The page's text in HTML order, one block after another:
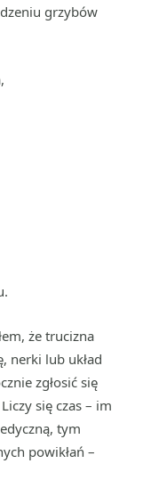
grzybów
że trucizna
nerki lub układ
zgłosić się
się czas – im
tym
powikłań –